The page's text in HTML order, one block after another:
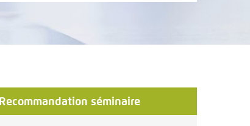
Recommandation séminaire